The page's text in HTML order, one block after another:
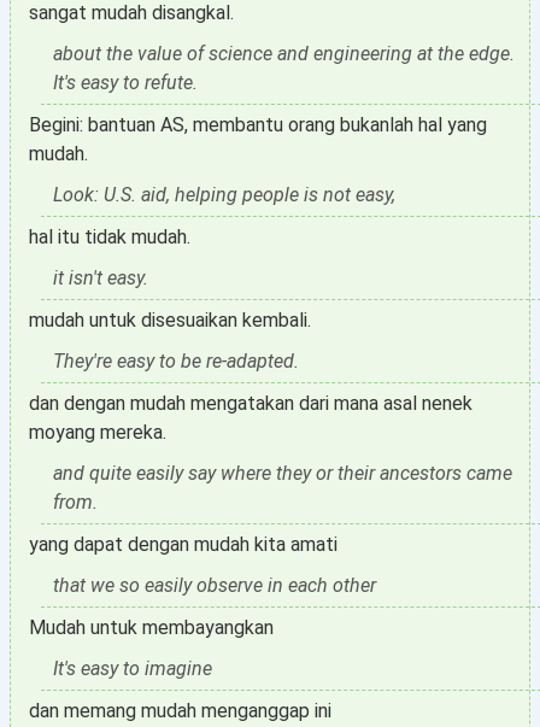
sangat mudah disangkal.
about the value of science and engineering at the edge.
It's easy to refute.
Begini: bantuan AS, membantu orang bukanlah hal yang
mudah.
Look: U.S. aid, helping people is not easy,
hal itu tidak mudah.
it isn't easy.
mudah untuk disesuaikan kembali.
They're easy to be re-adapted.
dan dengan mudah mengatakan dari mana asal nenek
moyang mereka.
and quite easily say where they or their ancestors came
from.
yang dapat dengan mudah kita amati
that we so easily observe in each other
Mudah untuk membayangkan
It's easy to imagine
dan memang mudah menganggap ini